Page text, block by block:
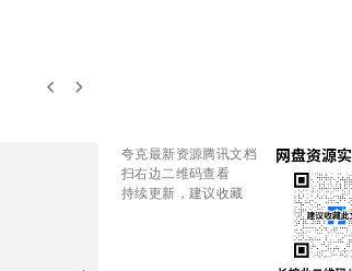
keyboard_arrow_left keyboard_arrow_right
夸克最新资源腾讯文档
扫右边二维码查看
持续更新，建议收藏